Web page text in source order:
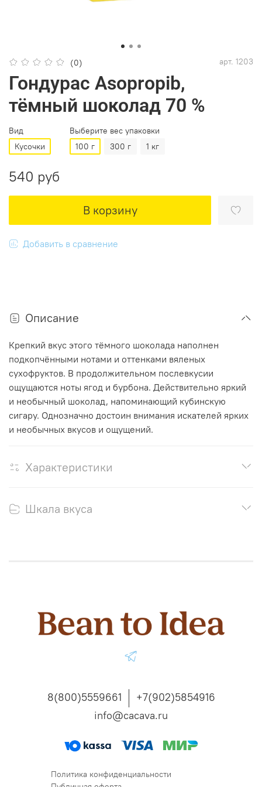
(0) арт. 1203
Гондурас Asopropib,
тёмный шоколад 70 %
Вид
Кусочки
Выберите вес упаковки
100 г
300 г 1 кг
540 руб
В корзину
Добавить в сравнение
Описание
Крепкий вкус этого тёмного шоколада наполнен
подкопчёнными нотами и оттенками вяленых
сухофруктов. В продолжительном послевкусии
ощущаются ноты ягод и бурбона. Действительно яркий
и необычный шоколад, напоминающий кубинскую
сигару. Однозначно достоин внимания искателей ярких
и необычных вкусов и ощущений.
Характеристики
Шкала вкуса
8(800)5559661
+7(902)5854916
info@cacava.ru
Политика конфиденциальности